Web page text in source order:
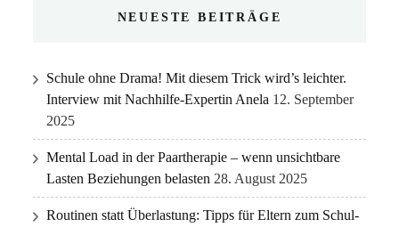
NEUESTE BEITRÄGE
Schule ohne Drama! Mit diesem Trick wird’s leichter.
Interview mit Nachhilfe-Expertin Anela 12. September
2025
Mental Load in der Paartherapie – wenn unsichtbare
Lasten Beziehungen belasten 28. August 2025
Routinen statt Überlastung: Tipps für Eltern zum Schul-